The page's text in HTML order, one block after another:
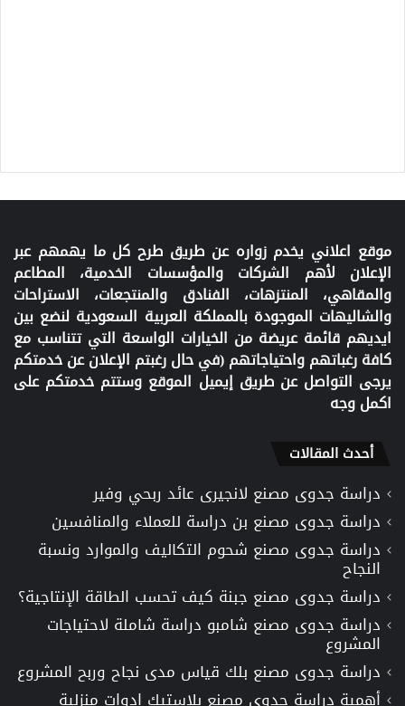
موقع اعلاني يخدم زواره عن طريق طرح كل ما يهمهم عبر
الإعلان لأهم الشركات والمؤسسات الخدمية، المطاعم
والمقاهي، المنتزهات، الفنادق والمنتجعات، الاستراحات
والشاليهات الموجودة بالمملكة العربية السعودية لنضع بين
ايديهم قائمة عريضة من الخيارات الواسعة التي تتناسب مع
كافة رغباتهم واحتياجاتهم (في حال رغبتم الإعلان عن خدمتكم
يرجى التواصل عن طريق إيميل الموقع وستتم خدمتكم على
اكمل وجه
أحدث المقالات
دراسة جدوى مصنع لانجيرى عائد ربحي وفير
دراسة جدوى مصنع بن دراسة للعملاء والمنافسين
دراسة جدوى مصنع شحوم التكاليف والموارد ونسبة
النجاح
دراسة جدوى مصنع جبنة كيف تحسب الطاقة الإنتاجية؟
دراسة جدوى مصنع شامبو دراسة شاملة لاحتياجات
المشروع
دراسة جدوى مصنع بلك قياس مدى نجاح وربح المشروع
أهمية دراسة جدوى مصنع بلاستيك ادوات منزلية